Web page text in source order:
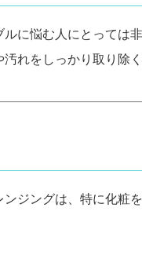
に悩む人にとっては
れをしっかり取り除
ジングは、特に化粧